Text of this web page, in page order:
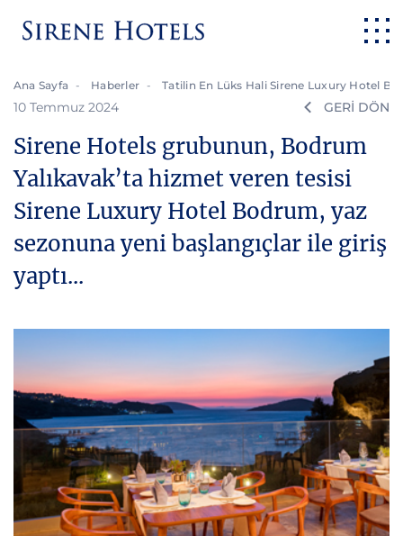
10 Temmuz 2024 GERİ DÖN
Sirene Hotels grubunun, Bodrum
Yalıkavak’ta hizmet veren tesisi
Sirene Luxury Hotel Bodrum, yaz
sezonuna yeni başlangıçlar ile giriş
yaptı...
Ana Sayfa Haberler Tatilin En Lüks Hali Sirene Luxury Hotel